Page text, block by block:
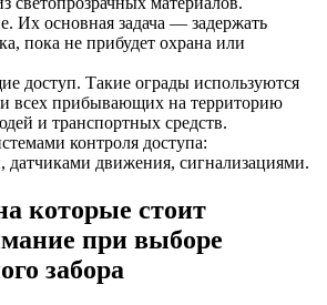
Их основная задача — задержать
пока не прибудет охрана или
доступ. Такие ограды используются
всех прибывающих на территорию
и транспортных средств.
контроля доступа:
датчиками движения, сигнализациями.
которые стоит
при выборе
забора